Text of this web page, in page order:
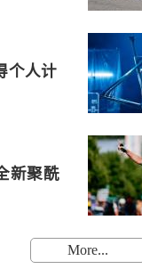
个人计
新聚酰
More...